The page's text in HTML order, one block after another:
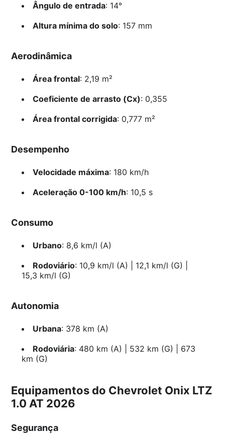
Ângulo de entrada: 14°
Altura mínima do solo: 157 mm
Aerodinâmica
Área frontal: 2,19 m²
Coeficiente de arrasto (Cx): 0,355
Área frontal corrigida: 0,777 m²
Desempenho
Velocidade máxima: 180 km/h
Aceleração 0-100 km/h: 10,5 s
Consumo
Urbano: 8,6 km/l (A)
Rodoviário: 10,9 km/l (A) | 12,1 km/l (G) |
15,3 km/l (G)
Autonomia
Urbana: 378 km (A)
Rodoviária: 480 km (A) | 532 km (G) | 673
km (G)
Equipamentos do Chevrolet Onix LTZ
1.0 AT 2026
Segurança